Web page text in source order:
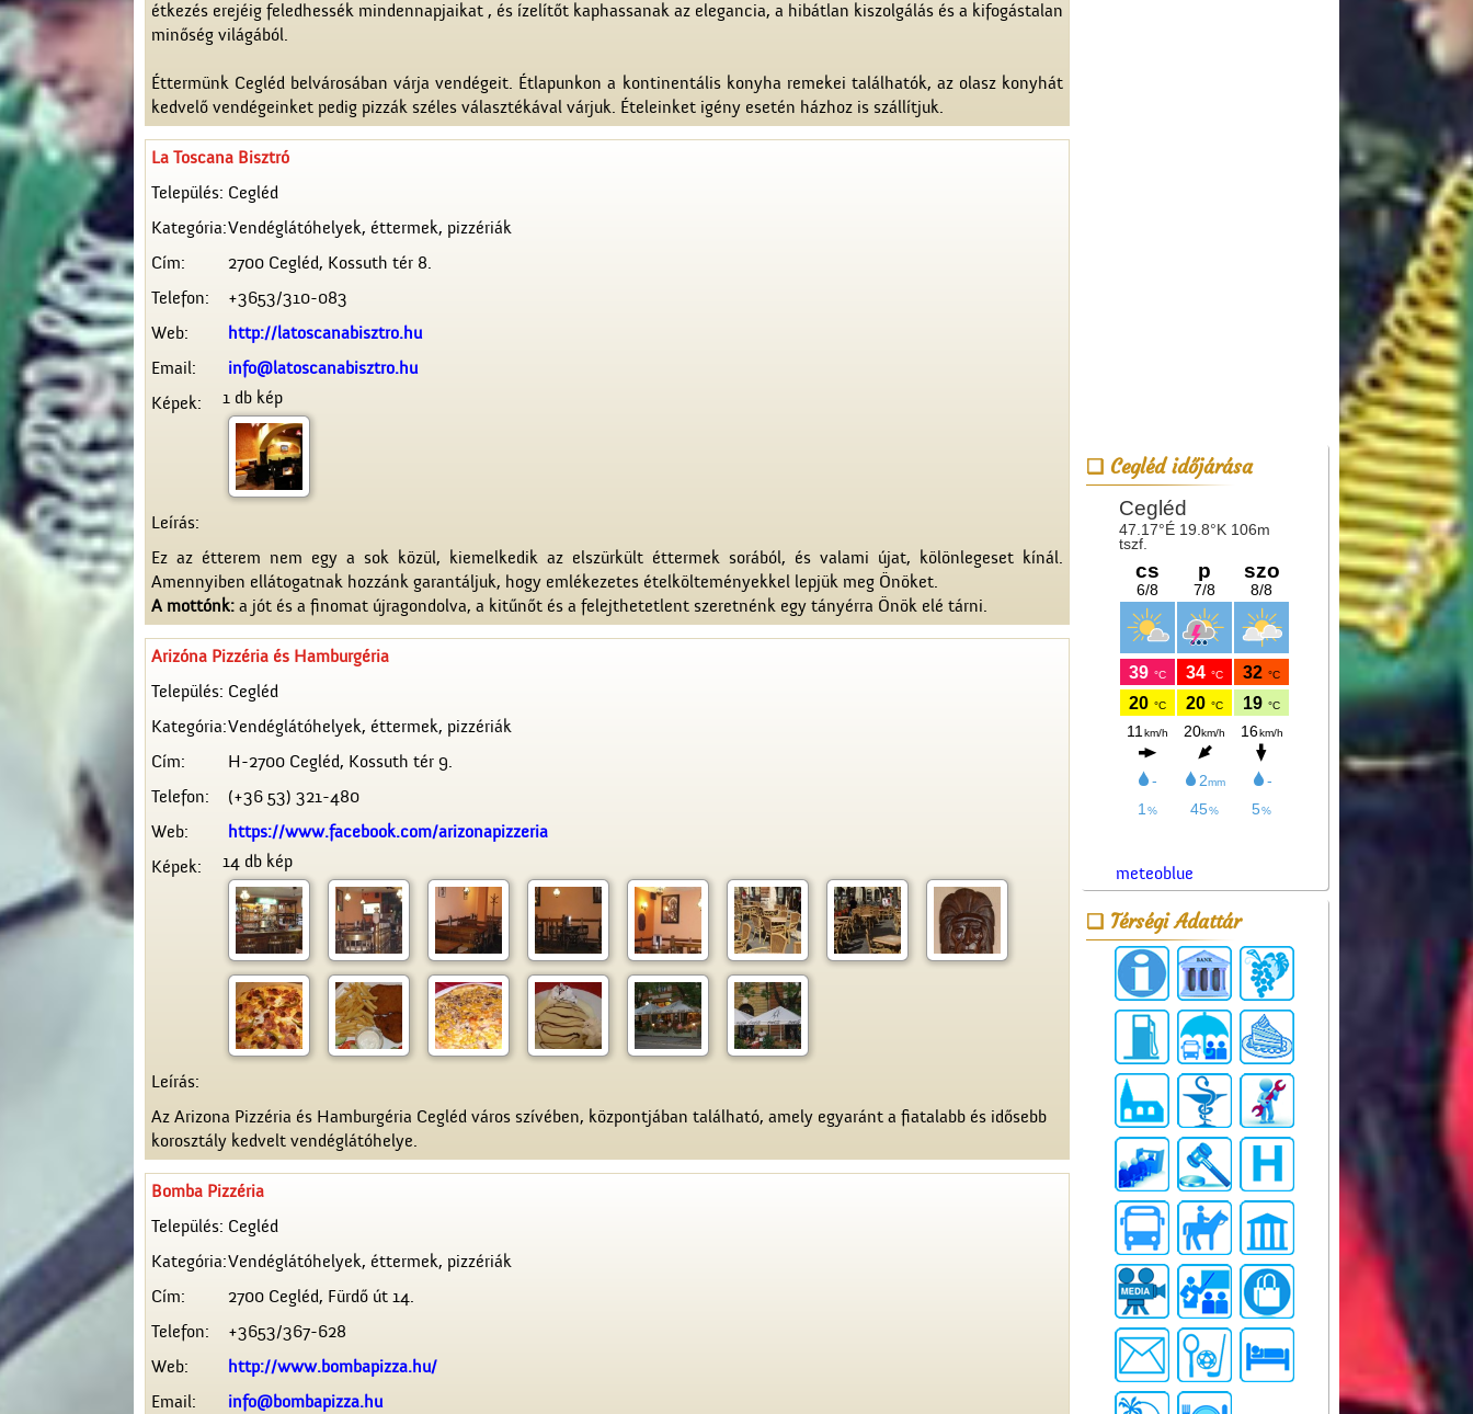
étkezés erejéig feledhessék mindennapjaikat , és ízelítőt kaphassanak az elegancia, a hibátlan kiszolgálás és a kifogástalan
minőség világából.
Éttermünk Cegléd belvárosában várja vendégeit. Étlapunkon a kontinentális konyha remekei találhatók, az olasz konyhát
kedvelő vendégeinket pedig pizzák széles választékával várjuk. Ételeinket igény esetén házhoz is szállítjuk.
La Toscana Bisztró
Település: Cegléd
Kategória:Vendéglátóhelyek, éttermek, pizzériák
Cím:
2700 Cegléd, Kossuth tér 8.
Telefon:
+3653/310-083
Web:
http://latoscanabisztro.hu
Email:
info@latoscanabisztro.hu
Képek:
1 db kép
Leírás:
Ez az étterem nem egy a sok közül, kiemelkedik az elszürkült éttermek sorából, és valami újat, kölönlegeset kínál.
Amennyiben ellátogatnak hozzánk garantáljuk, hogy emlékezetes ételkölteményekkel lepjük meg Önöket.
A mottónk: a jót és a finomat újragondolva, a kitűnőt és a felejthetetlent szeretnénk egy tányérra Önök elé tárni.
Arizóna Pizzéria és Hamburgéria
Település: Cegléd
Kategória:Vendéglátóhelyek, éttermek, pizzériák
Cím:
H-2700 Cegléd, Kossuth tér 9.
Telefon:
(+36 53) 321-480
Web:
https://www.facebook.com/arizonapizzeria
Képek:
14 db kép
Leírás:
Az Arizona Pizzéria és Hamburgéria Cegléd város szívében, központjában található, amely egyaránt a fiatalabb és idősebb
korosztály kedvelt vendéglátóhelye.
Bomba Pizzéria
Település: Cegléd
Kategória:Vendéglátóhelyek, éttermek, pizzériák
Cím:
2700 Cegléd, Fürdő út 14.
Telefon:
+3653/367-628
Web:
http://www.bombapizza.hu/
Email:
info@bombapizza.hu
Cegléd időjárása
meteoblue
Térségi Adattár